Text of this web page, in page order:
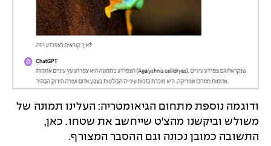
ודוגמה נוספת מתחום הגיאומטריה: העלינו תמונה של
משולש וביקשנו מהצ'ט שייחשב את שטחו. כאן,
התשובה כמובן נכונה וגם ההסבר המצורף.